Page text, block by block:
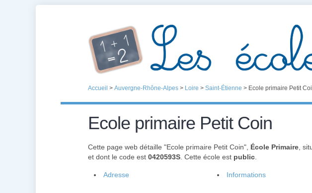
Accueil > Auvergne-Rhône-Alpes > Loire > Saint-Étienne > Ecole primaire Petit
Ecole primaire Petit Coin
Cette page web détaille "Ecole primaire Petit Coin", École Primaire ,
et dont le code est 0420593S . Cette école est public
Adresse Informations